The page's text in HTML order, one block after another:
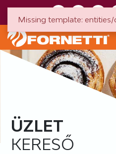
ÜZLET
KERESŐ
Missing template: